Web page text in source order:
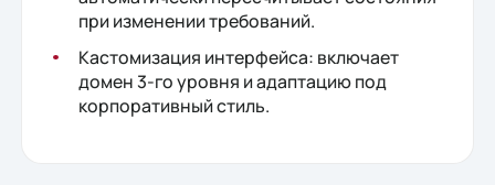
при изменении требований.
Кастомизация интерфейса: включает
домен 3-го уровня и адаптацию под
корпоративный стиль.